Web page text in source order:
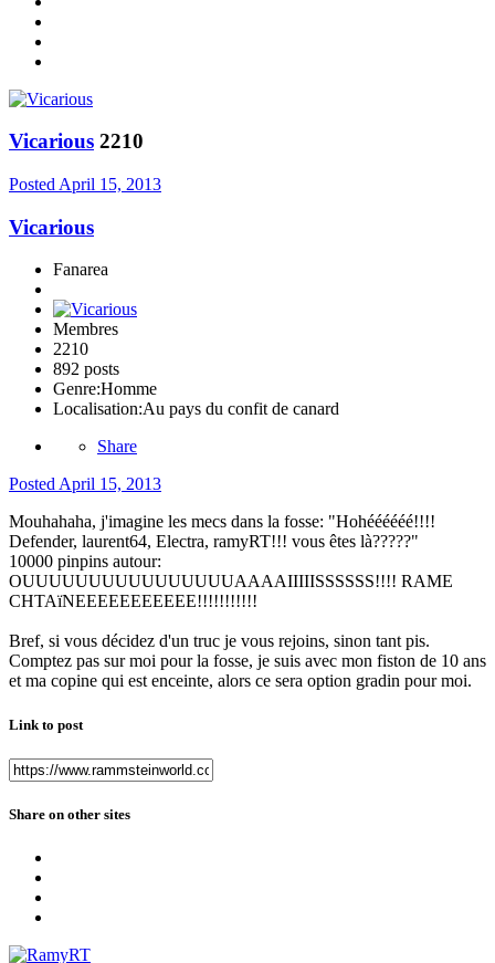
Vicarious 2210
Posted April 15, 2013
Vicarious
Fanarea
Membres
2210
892 posts
Genre:Homme
Localisation:Au pays du confit de canard
Share
PostedApril 15, 2013
Mouhahaha, j'imagine les mecs dans la fosse: "Hohéééééé!!!!
Defender, laurent64, Electra, ramyRT!!! vous êtes là?????"
10000 pinpins autour:
OUUUUUUUUUUUUUUUUAAAAIIIIISSSSSS!!!! RAME
CHTAïNEEEEEEEEEEE!!!!!!!!!!!
Bref, si vous décidez d'un truc je vous rejoins, sinon tant pis.
Comptez pas sur moi pour la fosse, je suis avec mon fiston de 10 ans
et ma copine qui est enceinte, alors ce sera option gradin pour moi.
Link to post
Share on other sites